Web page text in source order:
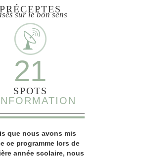
PRÉCEPTES
sur le bon sens
21
SPOTS
que nous avons mis
ce programme lors de
année scolaire, nous